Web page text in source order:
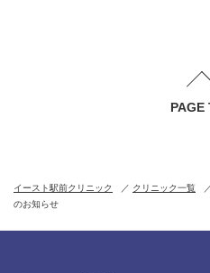
PAGE
イースト駅前クリニック クリニック一覧
のお知らせ